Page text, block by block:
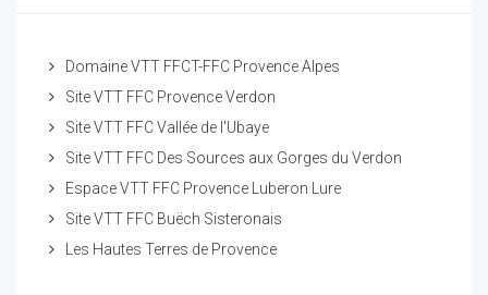
Domaine VTT FFCT-FFC Provence Alpes
Site VTT FFC Provence Verdon
Site VTT FFC Vallée de l'Ubaye
Site VTT FFC Des Sources aux Gorges du Verdon
Espace VTT FFC Provence Luberon Lure
Site VTT FFC Buëch Sisteronais
Les Hautes Terres de Provence